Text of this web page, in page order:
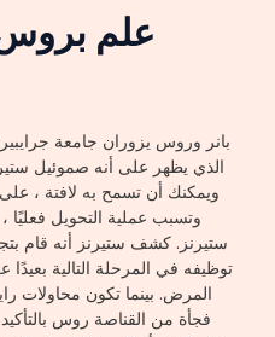
علم
بانر وروس يزوران جامعة
الذي يظهر على أنه صموئيل
ويمكنك أن تسمح به لافتة ،
وتسبب عملية التحويل فعليًا
ستيرنز. كشف ستيرنز أنه قام
توظيفه في المرحلة التالية
المرض. بينما تكون محاولات
فجأة من القناصة روس